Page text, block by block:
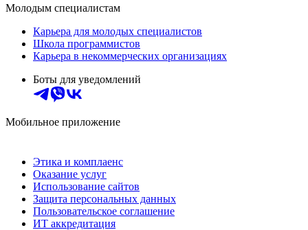
Молодым специалистам
Карьера для молодых специалистов
Школа программистов
Карьера в некоммерческих организациях
Боты для уведомлений
Мобильное приложение
Этика и комплаенс
Оказание услуг
Использование сайтов
Защита персональных данных
Пользовательское соглашение
ИТ аккредитация